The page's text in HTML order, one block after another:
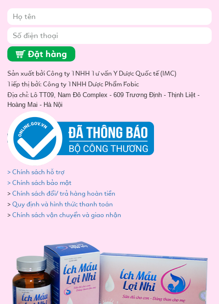
Đặt hàng
Sản xuất bởi Công ty TNHH Tư vấn Y Dược Quốc tế (IMC)
Tiếp thị bởi: Công ty TNHH Dược Phẩm Fobic
Địa chỉ: Lô TT09, Nam Đô Complex - 609 Trương Định - Thịnh Liệt -
Hoàng Mai - Hà Nội
> Chính sách hỗ trợ
> Chính sách bảo mật
>Chính sách đổi/ trả hàng hoàn tiền
>Quy định và hình thức thanh toán
>Chính sách vận chuyển và giao nhận